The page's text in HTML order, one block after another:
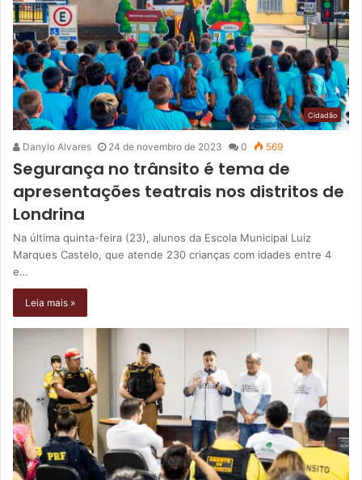
Cidadão
Danylo Alvares 24 de novembro de 2023 0 569
Segurança no trânsito é tema de
apresentações teatrais nos distritos de
Londrina
Na última quinta-feira (23), alunos da Escola Municipal Luiz
Marques Castelo, que atende 230 crianças com idades entre 4
e…
Leia mais »